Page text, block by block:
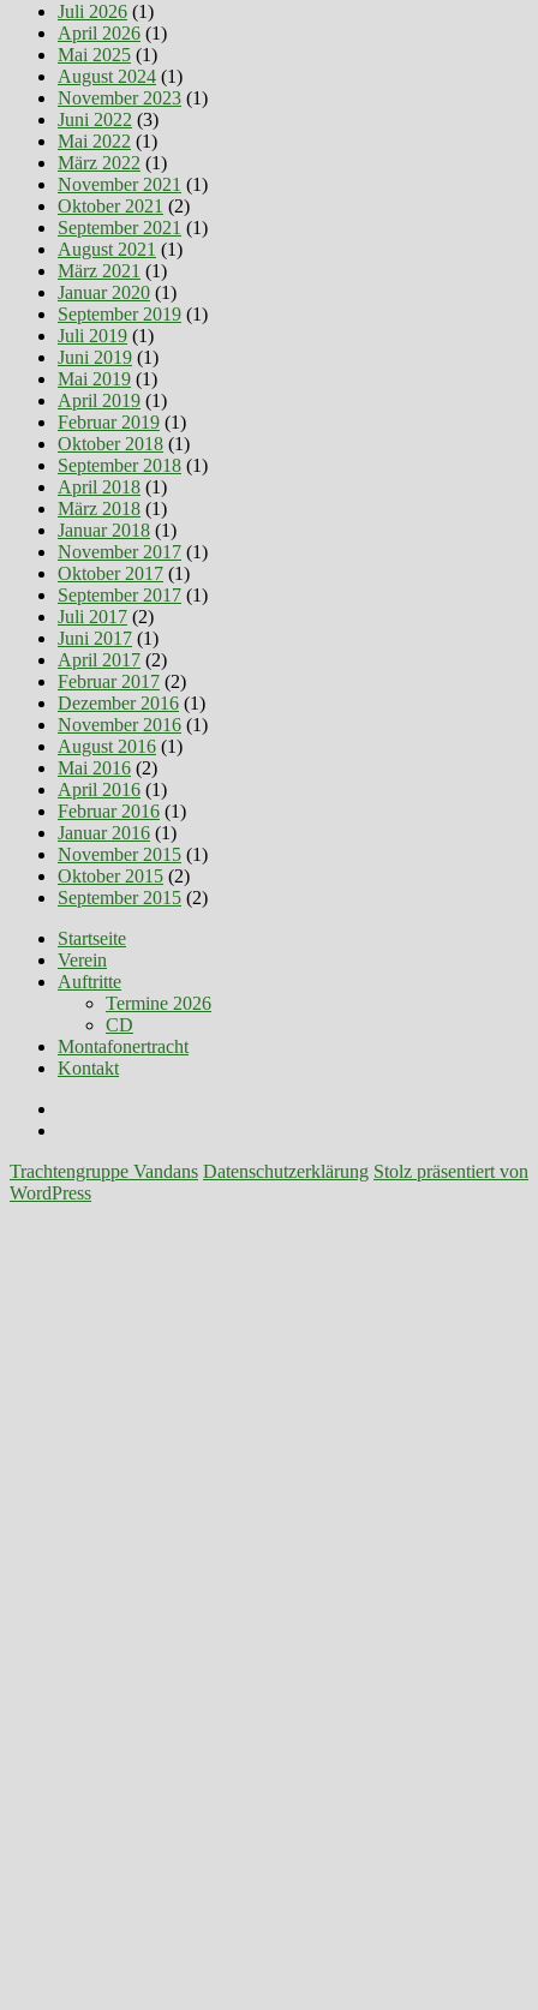
Juli 2026 (1)
April 2026 (1)
Mai 2025 (1)
August 2024 (1)
November 2023 (1)
Juni 2022 (3)
Mai 2022 (1)
März 2022 (1)
November 2021 (1)
Oktober 2021 (2)
September 2021 (1)
August 2021 (1)
März 2021 (1)
Januar 2020 (1)
September 2019 (1)
Juli 2019 (1)
Juni 2019 (1)
Mai 2019 (1)
April 2019 (1)
Februar 2019 (1)
Oktober 2018 (1)
September 2018 (1)
April 2018 (1)
März 2018 (1)
Januar 2018 (1)
November 2017 (1)
Oktober 2017 (1)
September 2017 (1)
Juli 2017 (2)
Juni 2017 (1)
April 2017 (2)
Februar 2017 (2)
Dezember 2016 (1)
November 2016 (1)
August 2016 (1)
Mai 2016 (2)
April 2016 (1)
Februar 2016 (1)
Januar 2016 (1)
November 2015 (1)
Oktober 2015 (2)
September 2015 (2)
Startseite
Verein
Auftritte
Termine 2026
CD
Montafonertracht
Kontakt
Trachtengruppe Vandans Datenschutzerklärung Stolz präsentiert von
WordPress